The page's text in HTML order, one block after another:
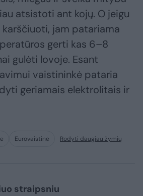
atsistoti ant kojų. O jeigu
jam patariama
gerti kas 6–8
gulėti lovoje. Esant
vaistininkė pataria
geriamais elektrolitais ir
Eurovaistinė Rodyti daugiau žymių
straipsniu